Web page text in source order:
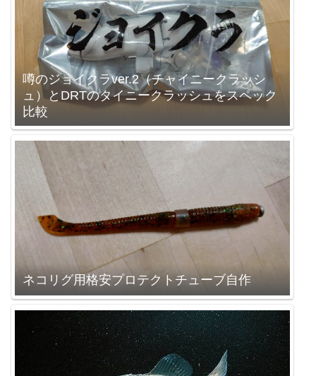
噂のジョイクラver.2（チャイニークラッシ
ュ）とDRTのタイニークラッシュをスペック
比較
ネコリグ用格安プロテクトチューブ自作